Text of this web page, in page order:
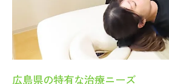
広島県の特有な治療ニーズ